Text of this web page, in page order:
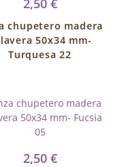
2,50 €
chupetero madera
50x34 mm-
Turquesa 22
2,50 €